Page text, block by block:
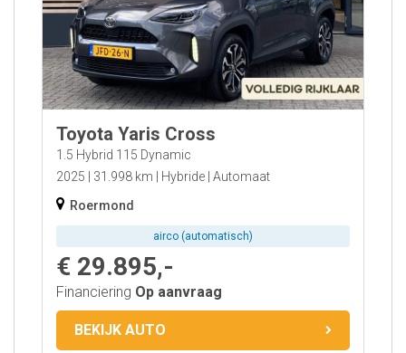
Toyota Yaris Cross
1.5 Hybrid 115 Dynamic
2025
31.998 km Hybride Automaat
Roermond
airco (automatisch)
€ 29.895,-
Financiering Op aanvraag
BEKIJK AUTO